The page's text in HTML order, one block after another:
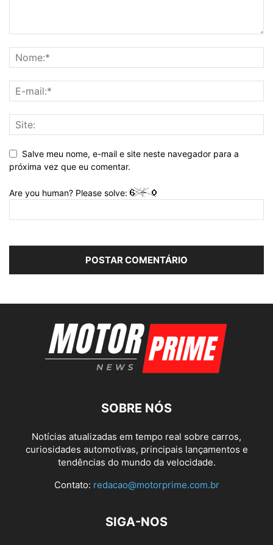
Salve meu nome, e-mail e site neste navegador para a
próxima vez que eu comentar.
Are you human? Please solve:
SOBRE NÓS
Notícias atualizadas em tempo real sobre carros,
curiosidades automotivas, principais lançamentos e
tendências do mundo da velocidade.
Contato: redacao@motorprime.com.br
SIGA-NOS